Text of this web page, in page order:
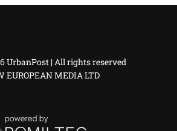
UrbanPost | All rights reserved
EUROPEAN MEDIA LTD